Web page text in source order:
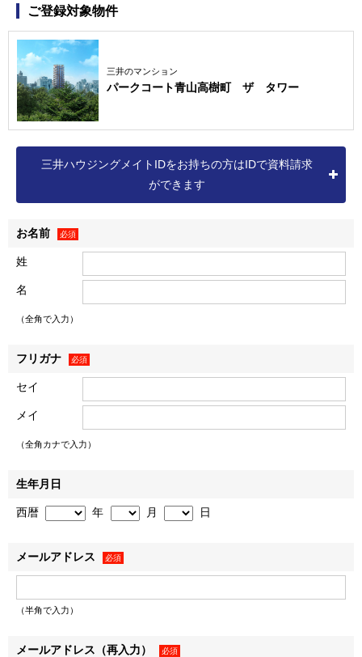
三井不動産グループは、すまいとくらしに関する事業のほ
か、商業施設事業、ホテル・リゾート事業、オフィスビル事
業、ロジスティクス事業など、様々な事業を展開しています
（詳細は三井不動産株式会社の
い）。
なお、弊社の個人情報保護方針および個人情報の取扱いに
つきましては、以下をご覧ください。
個人情報保護方針
個人情報の取扱いについて
個人情報の取得
１．弊社は、資料請求・物件エントリーいただいた方、物件
に来場いただいた方、ならびに売買契約を締結いただいた方
（以下「お客様」といいます）に関する以下記載の個人情報
（以下「お客様情報」といいます）を取得し、以下の各条の
＜例として、以下の情報を取得します＞
• お客様から提供された情報（氏名、住所、電話番号、電
子メールアドレス、生年月日、性別、職業など、お客様から
提供された一切の情報で、物件来場後に不動産取引に際して
２．お客様は、登録した情報に変更があった場合、下記「個
うえ登録情報を変更するものとします。変更登録がなされな
不利益を被ることがありますが、弊社に帰責事由がない限
り、弊社は責任を負いません。
利用目的
ご登録対象物件
三井のマンション
パークコート青山高樹町 ザ タワー
三井ハウジングメイトIDをお持ちの方はIDで資料請求
ができます
お名前 必須
姓
名
（全角で入力）
フリガナ 必須
セイ
メイ
（全角カナで入力）
生年月日
西暦 年 月 日
メールアドレス 必須
（半角で入力）
メールアドレス（再入力） 必須